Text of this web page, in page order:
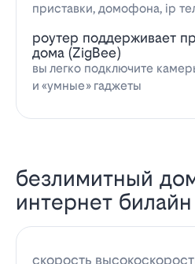
приставки, домофона, ip
роутер поддерживает
дома (ZigBee)
вы легко подключите
и «умные» гаджеты
безлимитный
интернет билайн
скорость